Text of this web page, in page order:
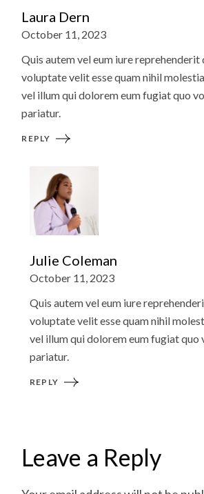
Laura Dern
October 11, 2023
Quis autem vel eum iure reprehenderit
voluptate velit esse quam nihil
vel illum qui dolorem eum fugiat quo
pariatur.
REPLY
Julie Coleman
October 11, 2023
Quis autem vel eum iure
voluptate velit esse quam nihil
vel illum qui dolorem eum fugiat quo
pariatur.
REPLY
Leave a Reply